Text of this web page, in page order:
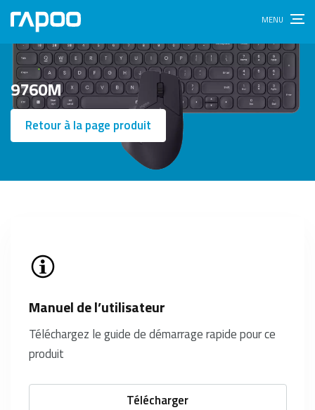
9760M
Retour à la page produit
Manuel de l’utilisateur
Téléchargez le guide de démarrage rapide pour ce
produit
Télécharger